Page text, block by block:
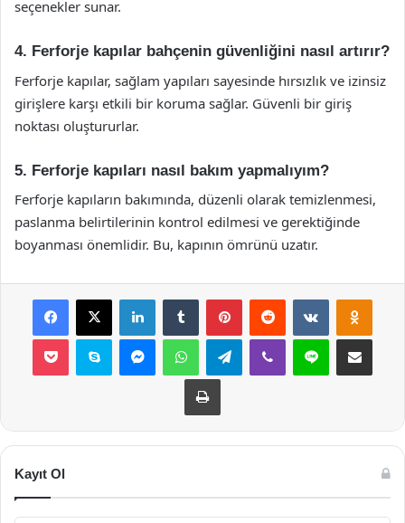
seçenekler sunar.
4. Ferforje kapılar bahçenin güvenliğini nasıl artırır?
Ferforje kapılar, sağlam yapıları sayesinde hırsızlık ve izinsiz
girişlere karşı etkili bir koruma sağlar. Güvenli bir giriş
noktası oluştururlar.
5. Ferforje kapıları nasıl bakım yapmalıyım?
Ferforje kapıların bakımında, düzenli olarak temizlenmesi,
paslanma belirtilerinin kontrol edilmesi ve gerektiğinde
boyanması önemlidir. Bu, kapının ömrünü uzatır.
Facebook
X LinkedInTumblr PinterestReddit VKontakte
Pocket Skype MessengerWhatsAppTelegramViber Line E-Posta ile
Yazdır
Kayıt Ol